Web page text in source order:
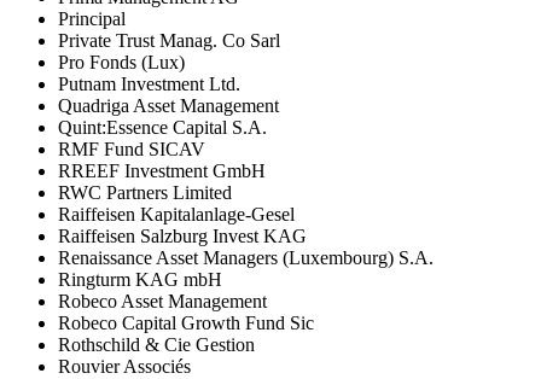
Principal
Private Trust Manag. Co Sarl
Pro Fonds (Lux)
Putnam Investment Ltd.
Quadriga Asset Management
Quint:Essence Capital S.A.
RMF Fund SICAV
RREEF Investment GmbH
RWC Partners Limited
Raiffeisen Kapitalanlage-Gesel
Raiffeisen Salzburg Invest KAG
Renaissance Asset Managers (Luxembourg) S.A.
Ringturm KAG mbH
Robeco Asset Management
Robeco Capital Growth Fund Sic
Rothschild & Cie Gestion
Rouvier Associés